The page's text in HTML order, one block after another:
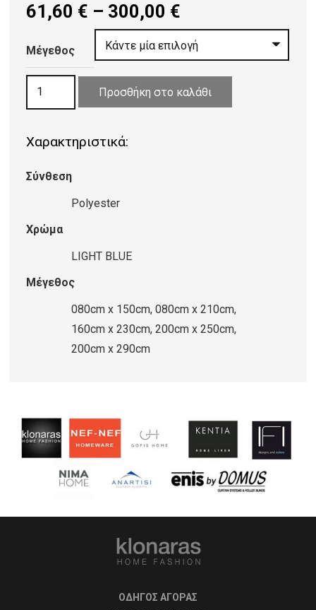
61,60 € – 300,00 €
range:
61,60 €
300,00 €
Μέγεθος
2089
BLUE
ποσότητα
Προσθήκη στο καλάθι
Χαρακτηριστικά:
Σύνθεση
Polyester
Χρώμα
LIGHT BLUE
Μέγεθος
080cm x 150cm, 080cm x 210cm,
160cm x 230cm, 200cm x 250cm,
200cm x 290cm
ΟΔΗΓΟΣ ΑΓΟΡΑΣ